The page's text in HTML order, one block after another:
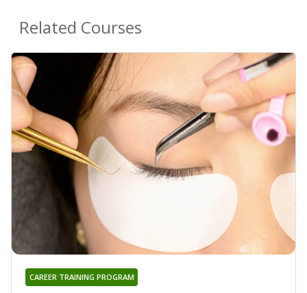
Related Courses
CAREER TRAINING PROGRAM